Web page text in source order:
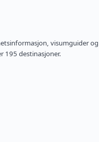
visumguider og
195 destinasjoner.